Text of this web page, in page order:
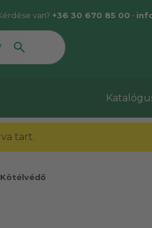
van? +36 30 670 85 00 •
tart.
Kötélvédő